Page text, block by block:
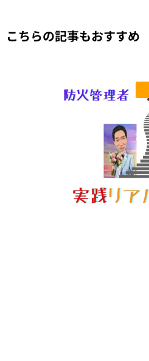
こちらの記事もおすすめ